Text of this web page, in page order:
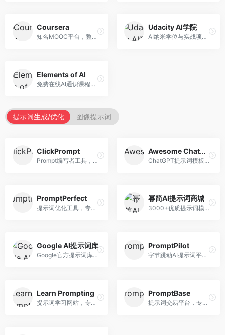
Coursera
知名MOOC平台，整合全球顶尖大学课程资源。面向学习者，提供AI、机器学习、深度学习等课程，证书认可度高，课程质量专业。
Udacity AI学院
AI纳米学位与实战项目平台，专注于职业导向学习。面向AI从业者，提供机器学习、深度学习、计算机视觉等纳米学位，项目实战性强。
Elements of AI
免费在线AI通识课程，专注于AI基础知识普及。面向普通大众，提供AI概念、原理、应用等入门知识，语言通俗易懂。
提示词生成/优化 图像提示词
ClickPrompt
Prompt编写者工具，专注于提示词创作辅助。面向提示词创作者，提供提示词编辑、测试、分享等服务，创作工具完善。
Awesome ChatGPT Prompts
ChatGPT提示词模板库，专注于实用提示词收集。面向ChatGPT用户，提供提示词模板、使用场景、效果展示等资源，模板实用性强。
PromptPerfect
提示词优化工具，专注于提示词质量提升。面向AI用户，提供提示词优化、效果测试、版本对比等服务，提示词优化专业。
幂简AI提示词商城
3000+优质提示词模板平台，专注于中文提示词。面向中文AI用户，提供提示词模板、分类检索、一键使用等服务，中文提示词丰富。
Google AI提示词库
Google官方提示词库，专注于Gemini模型优化。面向开发者，提供官方提示词指南、最佳实践、示例代码等资源，权威性强。
PromptPilot
字节跳动AI提示词平台，专注于提示词优化与管理。面向AI用户，提供提示词优化、效果测试、团队协作等服务，企业级功能完善。
Learn Prompting
提示词学习网站，专注于提示词工程教育。面向AI学习者，提供提示词教程、最佳实践、案例研究等资源，教学内容系统。
PromptBase
提示词交易平台，专注于高质量提示词买卖。面向AI创作者，提供提示词交易、模板购买、创作者收益等服务，提示词质量高。